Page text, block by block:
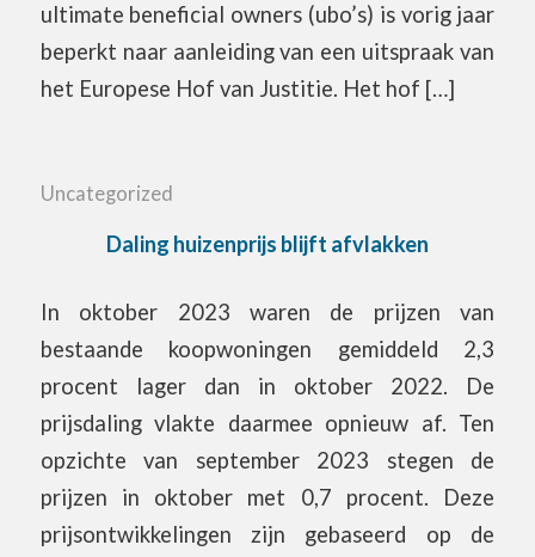
ultimate beneficial owners (ubo’s) is vorig jaar
beperkt naar aanleiding van een uitspraak van
het Europese Hof van Justitie. Het hof […]
Uncategorized
Daling huizenprijs blijft afvlakken
In oktober 2023 waren de prijzen van
bestaande koopwoningen gemiddeld 2,3
procent lager dan in oktober 2022. De
prijsdaling vlakte daarmee opnieuw af. Ten
opzichte van september 2023 stegen de
prijzen in oktober met 0,7 procent. Deze
prijsontwikkelingen zijn gebaseerd op de